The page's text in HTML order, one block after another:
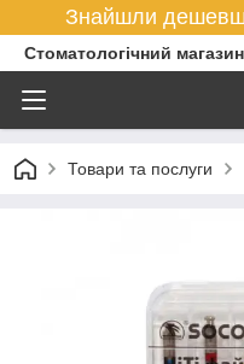
Знайшли
Стоматологічний
Товари та послуги